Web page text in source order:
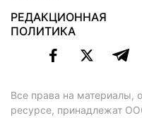
РЕДАКЦИОННАЯ
ПОЛИТИКА
Все права на материалы,
ресурсе, принадлежат